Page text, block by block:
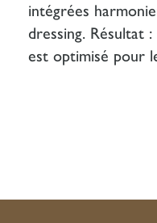
intégrées
dressing. Résultat
est optimisé pour